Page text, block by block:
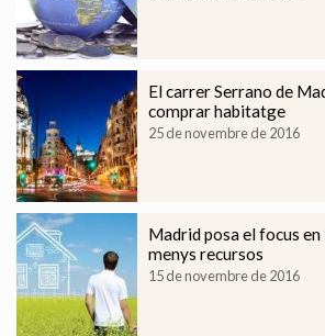
El carrer Serrano de
comprar habitatge
25 de novembre de 2016
Madrid posa el focus en
menys recursos
15 de novembre de 2016
Modificar cookies
Tècniques i funcionals
Aquest lloc web utilitza cookies pròpies
informació amb la finalitat de millorar els
Si continua navegant, suposa
de les mateixes. L'usuari té la possibilitat